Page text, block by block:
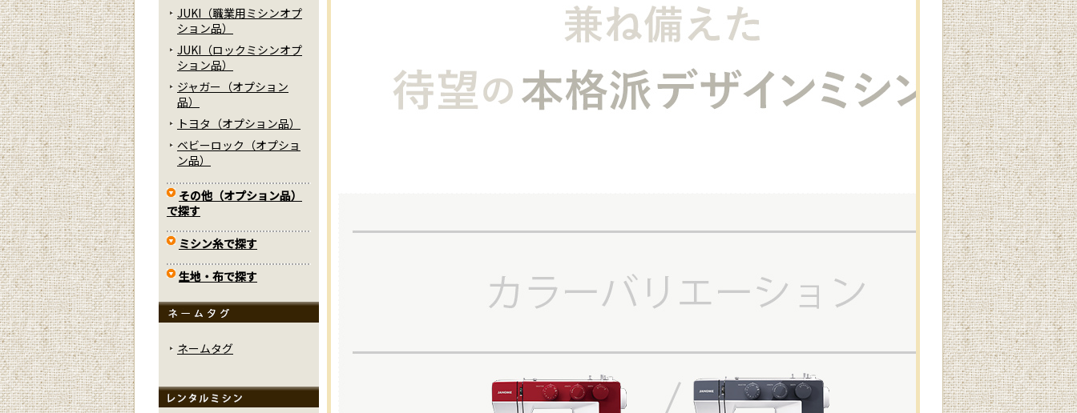
JUKI（職業用ミシンオプ
ション品）
JUKI（ロックミシンオプ
ション品）
ジャガー（オプション
品）
トヨタ（オプション品）
ベビーロック（オプショ
ン品）
その他（オプション品）
で探す
ミシン糸で探す
生地・布で探す
ネームタグ